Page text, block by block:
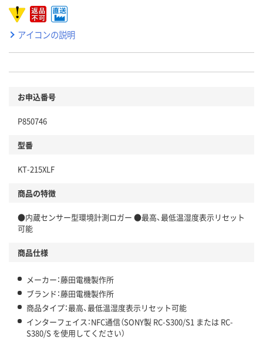
アイコンの説明
お申込番号
P850746
型番
KT-215XLF
商品の特徴
●内蔵センサー型環境計測ロガー ●最高、最低温湿度表示リセット
可能
商品仕様
メーカー：藤田電機製作所
ブランド：藤田電機製作所
商品タイプ：最高、最低温湿度表示リセット可能
インターフェイス：NFC通信（SONY製 RC-S300/S1 または RC-
S380/S を使用してください）